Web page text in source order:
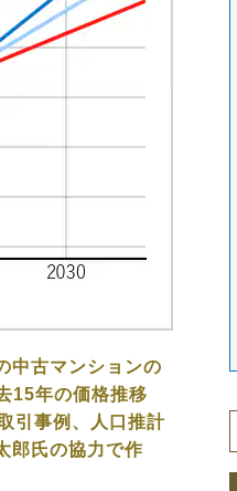
中古マンションの
15年の価格推移
引事例、人口推計
郎氏の協力で作